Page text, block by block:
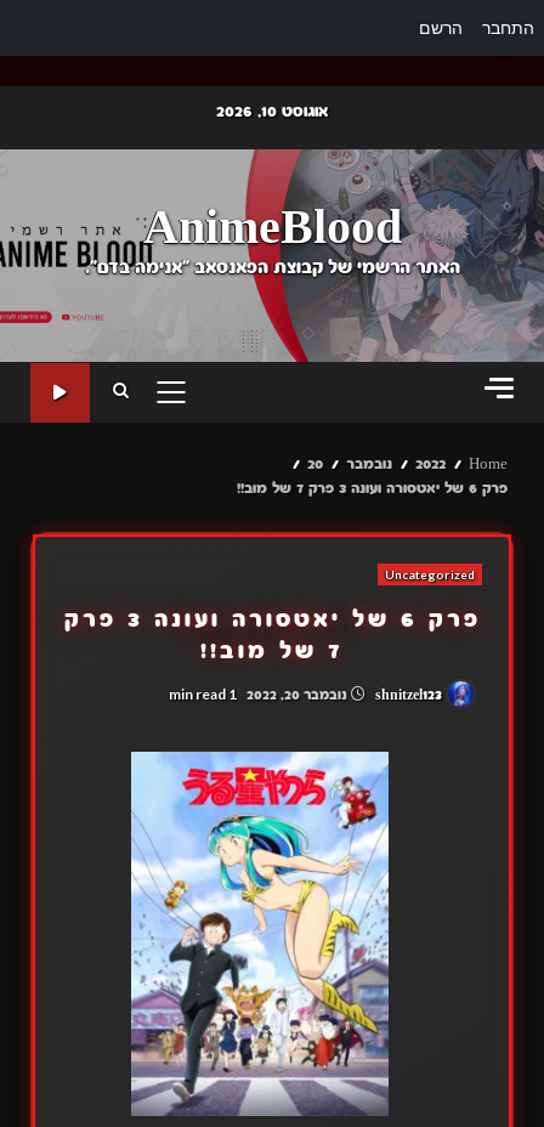
התחבר הרשם
content
אוגוסט 10, 2026
AnimeBlood
האתר הרשמי של קבוצת הפאנסאב "אנימה בדם".
PRIMARY
Home
2022 נובמבר
20
פרק 6 של יאטסורה ועונה 3 פרק 7 של מוב!!
Uncategorized
פרק 6 של יאטסורה ועונה 3 פרק
7 של מוב!!
נובמבר 20, 2022 1 min read